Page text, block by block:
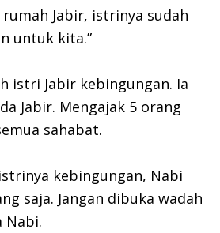
rumah Jabir, istrinya sudah
untuk kita.”
istri Jabir kebingungan. Ia
Jabir. Mengajak 5 orang
sahabat.
kebingungan, Nabi
saja. Jangan dibuka wadah
Nabi.